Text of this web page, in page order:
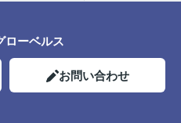
ローベルス
お問い合わせ